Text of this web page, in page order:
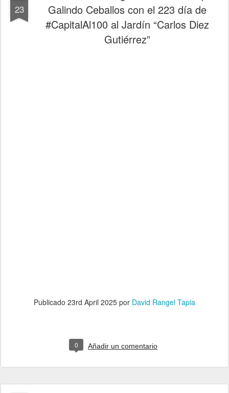
23
Galindo Ceballos con el 223 día de
#CapitalAl100 al Jardín “Carlos Diez
Gutiérrez”
Publicado 23rd April 2025 por David Rangel Tapia
0 Añadir un comentario